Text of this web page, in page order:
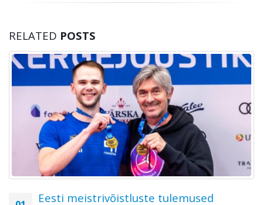
RELATED POSTS
Eesti meistrivõistluste tulemused